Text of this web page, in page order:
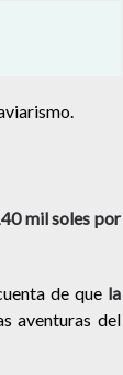
mil soles por
de que la
aventuras del